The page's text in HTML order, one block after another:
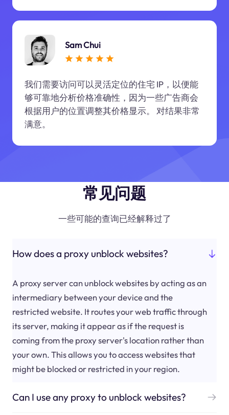
Sam Chui
我们需要访问可以灵活定位的住宅 IP，以便能
够可靠地分析价格准确性，因为一些广告商会
根据用户的位置调整其价格显示。 对结果非常
满意。
常见问题
一些可能的查询已经解释过了
How does a proxy unblock websites?
A proxy server can unblock websites by acting as an
intermediary between your device and the
restricted website. It routes your web traffic through
its server, making it appear as if the request is
coming from the proxy server's location rather than
your own. This allows you to access websites that
might be blocked or restricted in your region.
Can I use any proxy to unblock websites?